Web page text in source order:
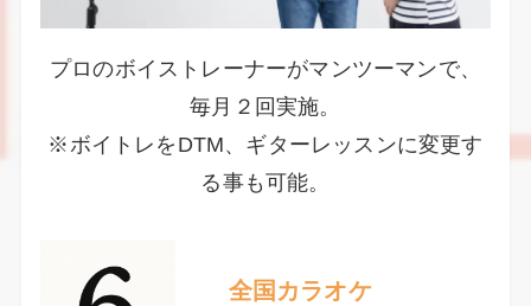
プロのボイストレーナーがマンツーマンで、
毎月２回実施。
※ボイトレをDTM、ギターレッスンに変更す
る事も可能。
全国カラオケ